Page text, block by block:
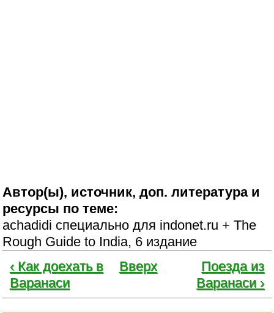
Автор(ы), источник, доп. литература и
ресурсы по теме:
achadidi специально для indonet.ru + The
Rough Guide to India, 6 издание
‹ Как доехать в
Варанаси
Вверх
Поезда из
Варанаси ›